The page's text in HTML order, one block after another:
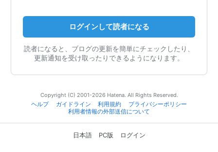
ログインして読者になる
読者になると、ブログの更新を簡単にチェックしたり、
更新通知を受け取ったりできるようになります。
Copyright (C) 2001-2026 Hatena. All Rights Reserved.
ヘルプ
ガイドライン 利用規約
プライバシーポリシー
利用者情報の外部送信について
日本語 PC版 ログイン